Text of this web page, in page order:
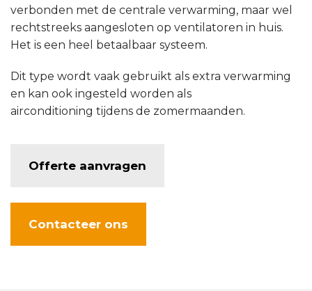
verbonden met de centrale verwarming, maar wel
rechtstreeks aangesloten op ventilatoren in huis.
Het is een heel betaalbaar systeem.
Dit type wordt vaak gebruikt als extra verwarming
en kan ook ingesteld worden als
airconditioning tijdens de zomermaanden.
Offerte aanvragen
Contacteer ons